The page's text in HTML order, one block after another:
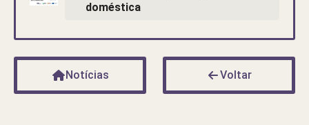
doméstica
Notícias Voltar